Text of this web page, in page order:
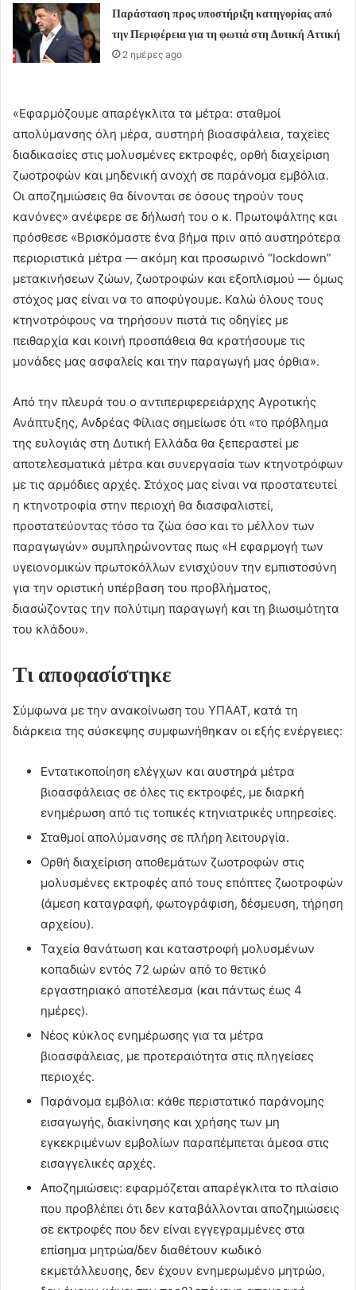
Παράσταση προς υποστήριξη κατηγορίας από
την Περιφέρεια για τη φωτιά στη Δυτική Αττική
2 ημέρες ago
«Εφαρμόζουμε απαρέγκλιτα τα μέτρα: σταθμοί
απολύμανσης όλη μέρα, αυστηρή βιοασφάλεια, ταχείες
διαδικασίες στις μολυσμένες εκτροφές, ορθή διαχείριση
ζωοτροφών και μηδενική ανοχή σε παράνομα εμβόλια.
Οι αποζημιώσεις θα δίνονται σε όσους τηρούν τους
κανόνες» ανέφερε σε δήλωσή του ο κ. Πρωτοψάλτης και
πρόσθεσε «Βρισκόμαστε ένα βήμα πριν από αυστηρότερα
περιοριστικά μέτρα — ακόμη και προσωρινό “lockdown”
μετακινήσεων ζώων, ζωοτροφών και εξοπλισμού — όμως
στόχος μας είναι να το αποφύγουμε. Καλώ όλους τους
κτηνοτρόφους να τηρήσουν πιστά τις οδηγίες με
πειθαρχία και κοινή προσπάθεια θα κρατήσουμε τις
μονάδες μας ασφαλείς και την παραγωγή μας όρθια».
Από την πλευρά του ο αντιπεριφερειάρχης Αγροτικής
Ανάπτυξης, Ανδρέας Φίλιας σημείωσε ότι «το πρόβλημα
της ευλογιάς στη Δυτική Ελλάδα θα ξεπεραστεί με
αποτελεσματικά μέτρα και συνεργασία των κτηνοτρόφων
με τις αρμόδιες αρχές. Στόχος μας είναι να προστατευτεί
η κτηνοτροφία στην περιοχή θα διασφαλιστεί,
προστατεύοντας τόσο τα ζώα όσο και το μέλλον των
παραγωγών» συμπληρώνοντας πως «Η εφαρμογή των
υγειονομικών πρωτοκόλλων ενισχύουν την εμπιστοσύνη
για την οριστική υπέρβαση του προβλήματος,
διασώζοντας την πολύτιμη παραγωγή και τη βιωσιμότητα
του κλάδου».
Τι αποφασίστηκε
Σύμφωνα με την ανακοίνωση του ΥΠΑΑΤ, κατά τη
διάρκεια της σύσκεψης συμφωνήθηκαν οι εξής ενέργειες:
Εντατικοποίηση ελέγχων και αυστηρά μέτρα
βιοασφάλειας σε όλες τις εκτροφές, με διαρκή
ενημέρωση από τις τοπικές κτηνιατρικές υπηρεσίες.
Σταθμοί απολύμανσης σε πλήρη λειτουργία.
Ορθή διαχείριση αποθεμάτων ζωοτροφών στις
μολυσμένες εκτροφές από τους επόπτες ζωοτροφών
(άμεση καταγραφή, φωτογράφιση, δέσμευση, τήρηση
αρχείου).
Ταχεία θανάτωση και καταστροφή μολυσμένων
κοπαδιών εντός 72 ωρών από το θετικό
εργαστηριακό αποτέλεσμα (και πάντως έως 4
ημέρες).
Νέος κύκλος ενημέρωσης για τα μέτρα
βιοασφάλειας, με προτεραιότητα στις πληγείσες
περιοχές.
Παράνομα εμβόλια: κάθε περιστατικό παράνομης
εισαγωγής, διακίνησης και χρήσης των μη
εγκεκριμένων εμβολίων παραπέμπεται άμεσα στις
εισαγγελικές αρχές.
Αποζημιώσεις: εφαρμόζεται απαρέγκλιτα το πλαίσιο
που προβλέπει ότι δεν καταβάλλονται αποζημιώσεις
σε εκτροφές που δεν είναι εγγεγραμμένες στα
επίσημα μητρώα/δεν διαθέτουν κωδικό
εκμετάλλευσης, δεν έχουν ενημερωμένο μητρώο,